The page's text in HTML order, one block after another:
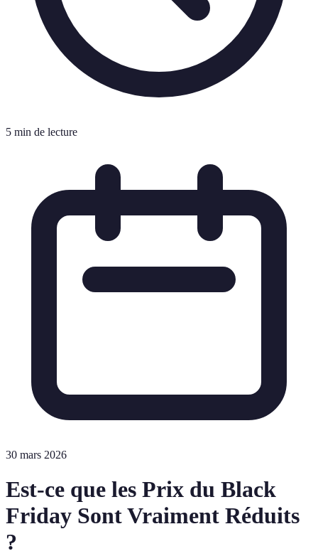
5 min de lecture
30 mars 2026
Est-ce que les Prix du Black
Friday Sont Vraiment Réduits
?